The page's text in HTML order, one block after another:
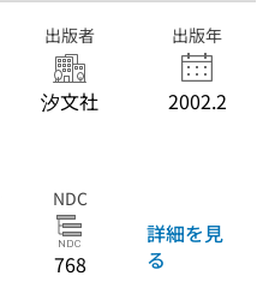
出版者
汐文社
出版年
2002.2
NDC
768
詳細を見
る